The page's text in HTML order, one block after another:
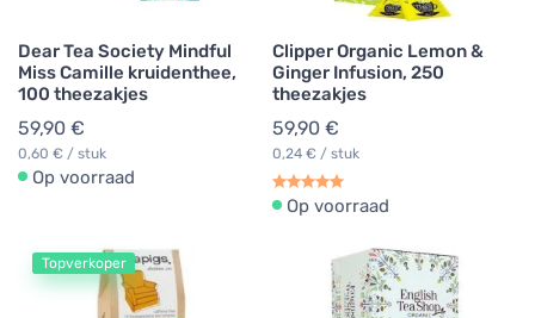
Dear Tea Society Mindful
Miss Camille kruidenthee,
100 theezakjes
59,90 €
0,60 € / stuk
Op voorraad
Clipper Organic Lemon &
Ginger Infusion, 250
theezakjes
59,90 €
0,24 € / stuk
Op voorraad
Topverkoper